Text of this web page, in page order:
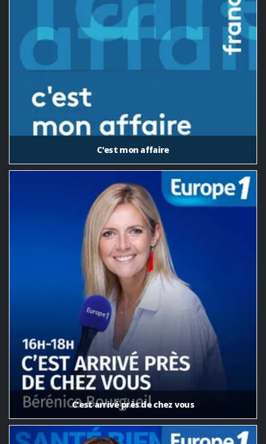
C'est mon affaire
C'est arrivé près de chez vous